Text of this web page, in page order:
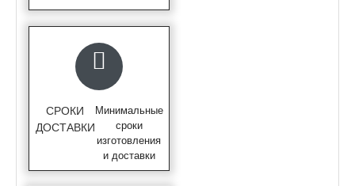
СРОКИ
ДОСТАВКИ
Минимальные
сроки
изготовления
и доставки